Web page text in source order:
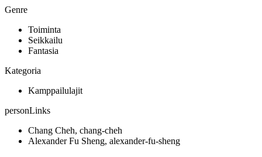
Genre
Toiminta
Seikkailu
Fantasia
Kategoria
Kamppailulajit
personLinks
Chang Cheh, chang-cheh
Alexander Fu Sheng, alexander-fu-sheng